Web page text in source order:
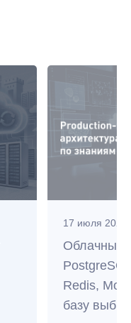
17 июля 2026
Облачные
Redis,
базу